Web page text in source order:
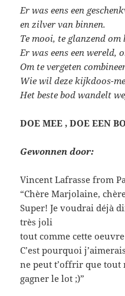
Er was eens een
en zilver van binnen.
Te mooi, te glanzend
Er was eens een wereld,
Om te vergeten
Wie wil deze kijkdoos-
Het beste bod wandelt
DOE MEE , DOE EEN
Gewonnen door:
Vincent Lafrasse from
“Chère Marjolaine,
Super! Je voudrai déjà
très joli
tout comme cette oeuvre
C’est pourquoi
ne peut t’offrir que tout
gagner le lot ;)”